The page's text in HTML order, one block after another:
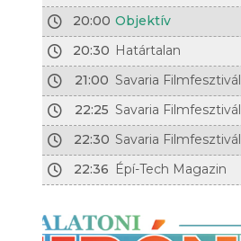
20:00 Objektív
20:30 Határtalan
21:00 Savaria Filmfesztivál
22:25 Savaria Filmfesztivál
22:30 Savaria Filmfesztivál
22:36 Épí-Tech Magazin